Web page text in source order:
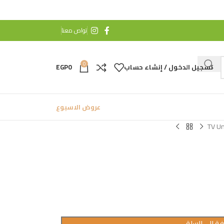
تواص معنا
تسجيل الدخول / إنشاء حساب 0
EGP0
عروض الاسبوع
TV